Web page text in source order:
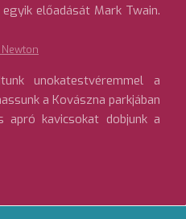
előadását Mark Twain.
unokatestvéremmel a
a Kovászna parkjában
apró kavicsokat dobjunk a